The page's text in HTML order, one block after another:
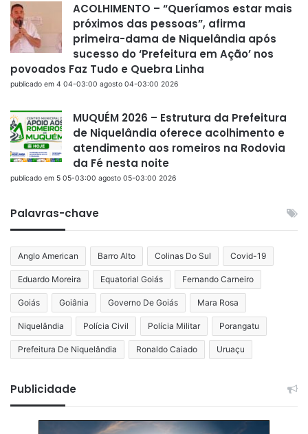
ACOLHIMENTO – “Queríamos estar mais
próximos das pessoas”, afirma
primeira-dama de Niquelândia após
sucesso do ‘Prefeitura em Ação’ nos
povoados Faz Tudo e Quebra Linha
publicado em 4 04-03:00 agosto 04-03:00 2026
MUQUÉM 2026 – Estrutura da Prefeitura
de Niquelândia oferece acolhimento e
atendimento aos romeiros na Rodovia
da Fé nesta noite
publicado em 5 05-03:00 agosto 05-03:00 2026
Palavras-chave
Anglo American Barro Alto Colinas Do Sul Covid-19
Eduardo Moreira Equatorial Goiás Fernando Carneiro
Goiás Goiânia Governo De Goiás Mara Rosa
Niquelândia Polícia Civil Polícia Militar Porangatu
Prefeitura De Niquelândia Ronaldo Caiado Uruaçu
Publicidade